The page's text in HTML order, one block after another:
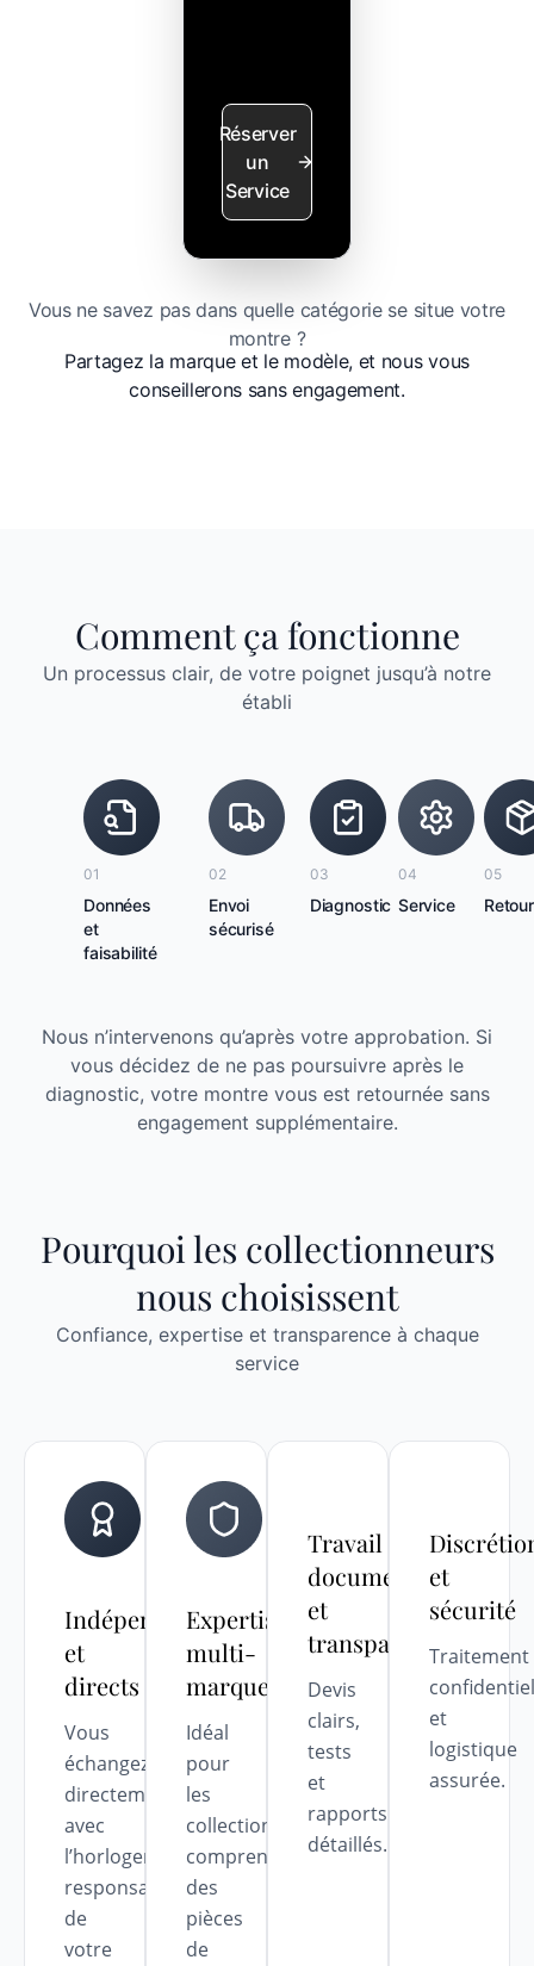
Réserver
un
Service
Vous ne savez pas dans quelle catégorie se situe votre
montre ?
Partagez la marque et le modèle, et nous vous
conseillerons sans engagement.
Comment ça fonctionne
Un processus clair, de votre poignet jusqu’à notre
établi
01
Données
et
faisabilité
02
Envoi
sécurisé
03
Diagnostic
04
Service
05
Retour
Nous n’intervenons qu’après votre approbation. Si
vous décidez de ne pas poursuivre après le
diagnostic, votre montre vous est retournée sans
engagement supplémentaire.
Pourquoi les collectionneurs
nous choisissent
Confiance, expertise et transparence à chaque
service
Indépendants
et
directs
Vous
échangez
directement
avec
l’horloger
responsable
de
votre
Expertise
multi-
marques
Idéal
pour
les
collections
comprenant
des
pièces
de
Travail
documenté
et
transparent
Devis
clairs,
tests
et
rapports
détaillés.
et
sécurité
Traitement
confidentiel
et
logistique
assurée.